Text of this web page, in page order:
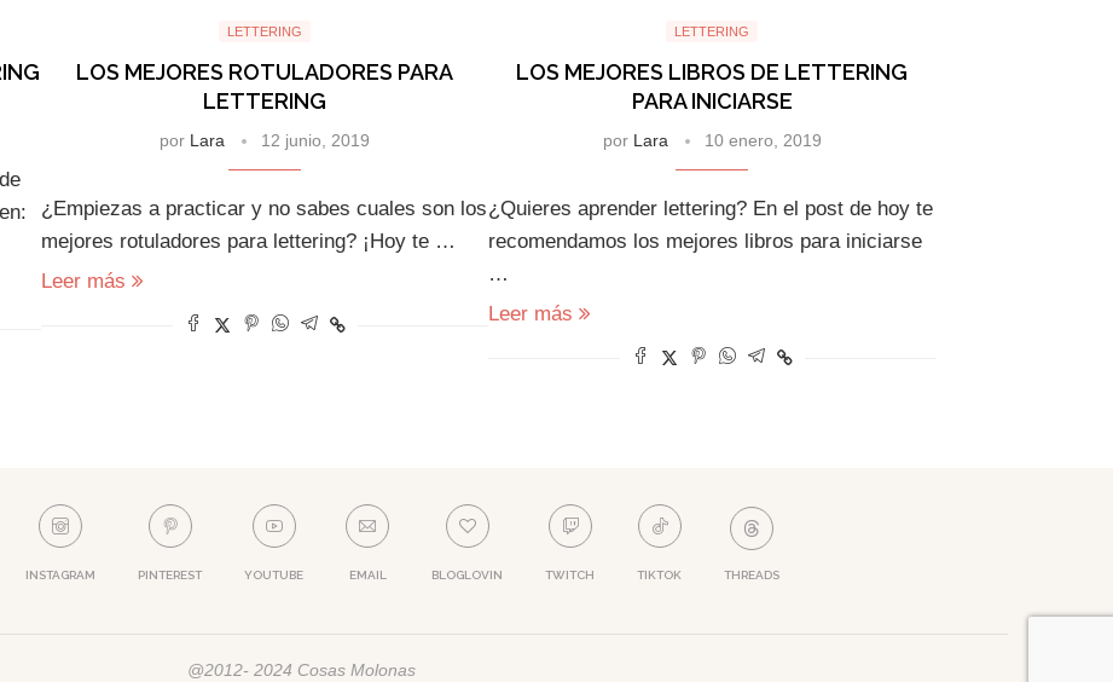
LETTERING
LOS MEJORES ROTULADORES PARA
LETTERING
por Lara 12 junio, 2019
¿Empiezas a practicar y no sabes cuales son los
mejores rotuladores para lettering? ¡Hoy te …
Leer más
LETTERING
LOS MEJORES LIBROS DE LETTERING
PARA INICIARSE
por Lara 10 enero, 2019
¿Quieres aprender lettering? En el post de hoy te
recomendamos los mejores libros para iniciarse
…
Leer más
INSTAGRAM PINTEREST YOUTUBE EMAIL BLOGLOVIN TWITCH TIKTOK THREADS
@2012- 2024 Cosas Molonas